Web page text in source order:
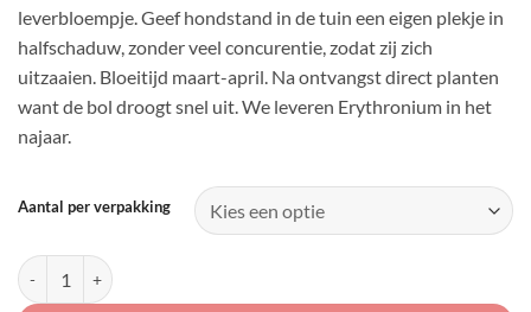
leverbloempje. Geef hondstand in de tuin een eigen plekje in
halfschaduw, zonder veel concurentie, zodat zij zich
uitzaaien. Bloeitijd maart-april. Na ontvangst direct planten
want de bol droogt snel uit. We leveren Erythronium in het
najaar.
Aantal per verpakking
Erythronium dens-canis aantal